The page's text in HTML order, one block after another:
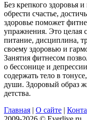
Без крепкого здоровья
обрести счастье,
здоровье поможет
упражнения. Это целая
питание, дисциплина,
своему здоровью и
Занятия фитнесом
о бессонице и
содержать тело в
души. Здоровый образ
детства.
Главная | О сайте |